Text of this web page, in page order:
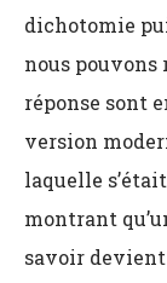
dichotomie
nous
réponse sont
version
laquelle
montrant
savoir